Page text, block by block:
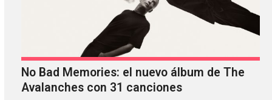
No Bad Memories: el nuevo álbum de The
Avalanches con 31 canciones